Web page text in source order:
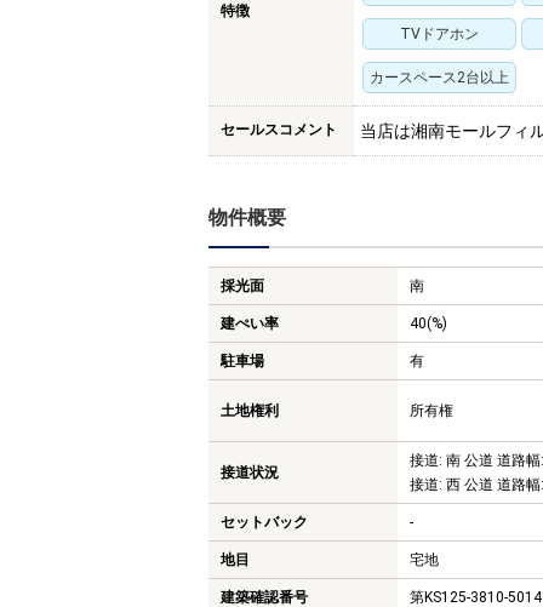
特徴
TVドアホン
カースペース2台以上
セールスコメント 当店は湘南モールフィ
物件概要
採光面 南
建ぺい率 40(%)
駐車場 有
土地権利 所有権
接道状況
接道: 南 公道 道路
接道: 西 公道 道路
セットバック -
地目 宅地
建築確認番号 第KS125-3810-